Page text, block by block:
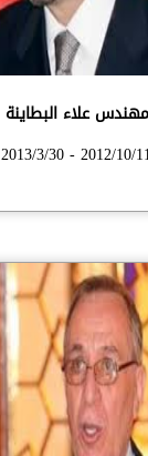
علاء البطاينة
2012/10/11 - 2013/3/